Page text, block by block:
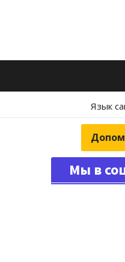
Язык
Мы в